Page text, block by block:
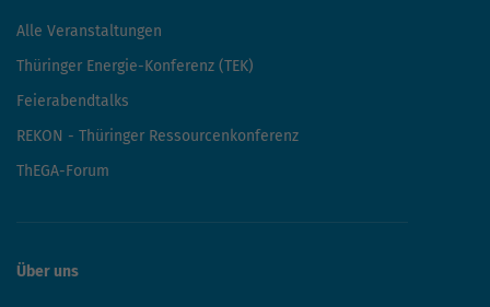
Alle Veranstaltungen
Thüringer Energie-Konferenz (TEK)
Feierabendtalks
REKON - Thüringer Ressourcenkonferenz
ThEGA-Forum
Über uns